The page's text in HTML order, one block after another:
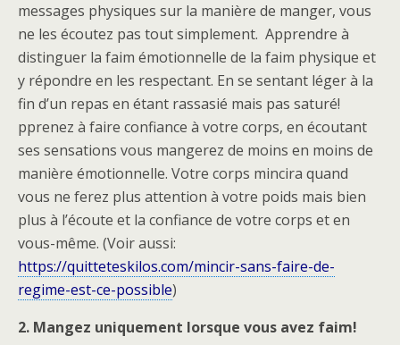
messages physiques sur la manière de manger, vous
ne les écoutez pas tout simplement. Apprendre à
distinguer la faim émotionnelle de la faim physique et
y répondre en les respectant. En se sentant léger à la
fin d’un repas en étant rassasié mais pas saturé!
pprenez à faire confiance à votre corps, en écoutant
ses sensations vous mangerez de moins en moins de
manière émotionnelle. Votre corps mincira quand
vous ne ferez plus attention à votre poids mais bien
plus à l’écoute et la confiance de votre corps et en
vous-même. (Voir aussi:
https://quitteteskilos.com/mincir-sans-faire-de-
regime-est-ce-possible)
2. Mangez uniquement lorsque vous avez faim!